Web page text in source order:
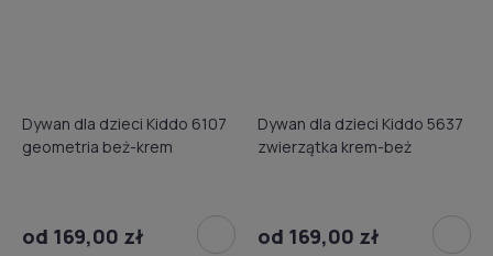
Dywan dla dzieci Kiddo 6107
geometria beż-krem
od 169,00 zł
Dywan dla dzieci Kiddo 5637
zwierzątka krem-beż
od 169,00 zł